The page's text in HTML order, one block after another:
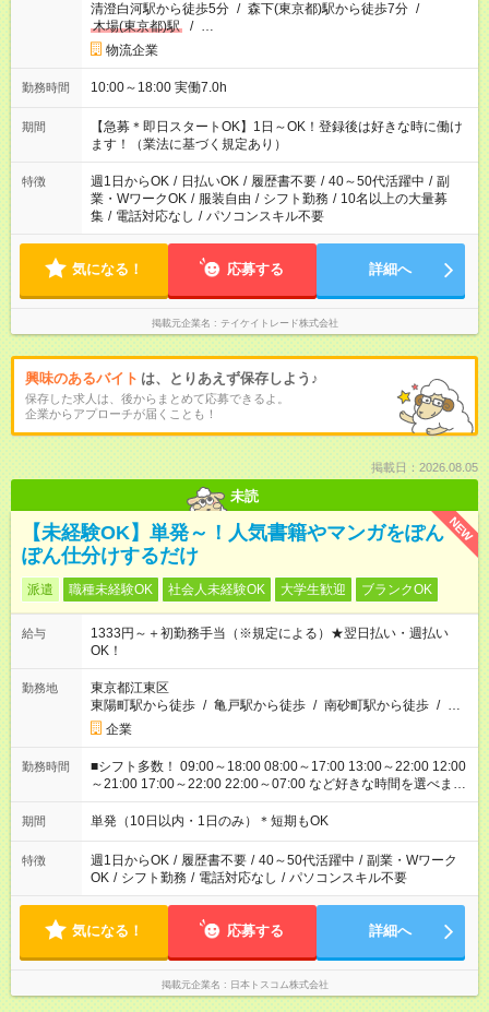
清澄白河駅から徒歩5分 / 森下(東京都)駅から徒歩7分 /
木場(東京都)駅
/ …
物流企業
勤務時間 10:00～18:00 実働7.0h
期間
【急募＊即日スタートOK】1日～OK！登録後は好きな時に働け
ます！（業法に基づく規定あり）
特徴 週1日からOK / 日払いOK / 履歴書不要 / 40～50代活躍中 / 副
業・WワークOK / 服装自由 / シフト勤務 / 10名以上の大量募
集 / 電話対応なし / パソコンスキル不要
気になる！ 応募する 詳細へ
掲載元企業名 テイケイトレード株式会社
興味のあるバイト は、とりあえず保存しよう♪
保存した求人は、後からまとめて応募できるよ。
企業からアプローチが届くことも！
掲載日：2026.08.05
未読
NEW
【未経験OK】単発～！人気書籍やマンガをぽん
ぽん仕分けするだけ
派遣 職種未経験OK 社会人未経験OK 大学生歓迎 ブランクOK
給与
1333円～＋初勤務手当（※規定による）★翌日払い・週払い
OK！
勤務地
東京都江東区
東陽町駅から徒歩 / 亀戸駅から徒歩 / 南砂町駅から徒歩 / …
企業
勤務時間
■シフト多数！ 09:00～18:00 08:00～17:00 13:00～22:00 12:00
～21:00 17:00～22:00 22:00～07:00 など好きな時間を選べま
す！
期間 単発（10日以内・1日のみ）＊短期もOK
特徴 週1日からOK / 履歴書不要 / 40～50代活躍中 / 副業・Wワーク
OK / シフト勤務 / 電話対応なし / パソコンスキル不要
気になる！ 応募する 詳細へ
掲載元企業名 日本トスコム株式会社